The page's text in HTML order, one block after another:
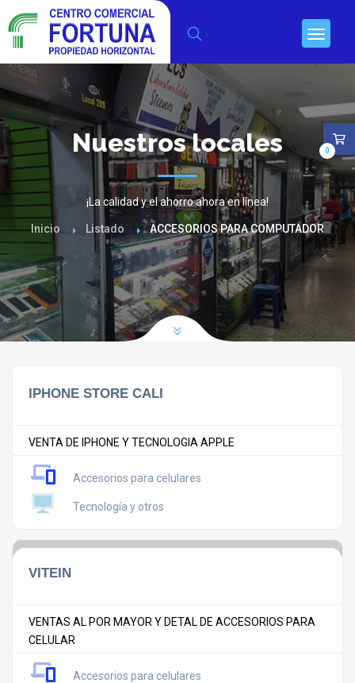
Nuestros locales
¡La calidad y el ahorro ahora en línea!
Inicio Listado ACCESORIOS PARA COMPUTADOR
IPHONE STORE CALI
VENTA DE IPHONE Y TECNOLOGIA APPLE
Accesorios para celulares
Tecnología y otros
VITEIN
VENTAS AL POR MAYOR Y DETAL DE ACCESORIOS PARA
CELULAR
Accesorios para celulares
0